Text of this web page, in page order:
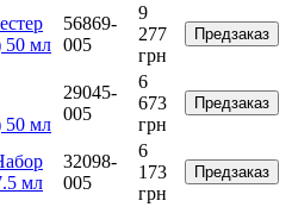
50 мл
56869-
005
9
277
грн
Предзаказ
50 мл
29045-
005
6
673
грн
Предзаказ
мл
32098-
005
6
173
грн
Предзаказ